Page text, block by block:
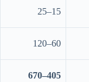
15–25
60–120
405–670